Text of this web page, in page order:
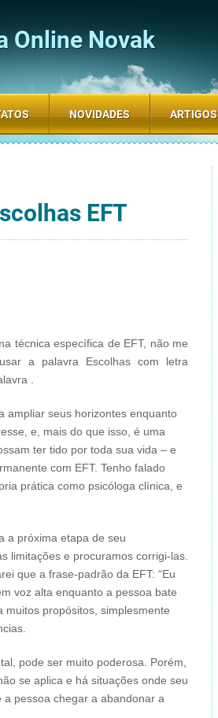
Online Novak
EFT
técnica específica de EFT, não me
a palavra Escolhas com letra
.
ampliar seus horizontes enquanto
e, mais do que isso, é uma
ter tido por toda sua vida – e
com EFT. Tenho falado
prática como psicóloga clínica, e
a próxima etapa de seu
limitações e procuramos corrigi-las.
que a frase-padrão da EFT: “Eu
voz alta enquanto a pessoa bate
propósitos, simplesmente
pode ser muito poderosa. Porém,
se aplica e há situações onde seu
pessoa chegar a abandonar a
NOVIDADES ARTIGOS